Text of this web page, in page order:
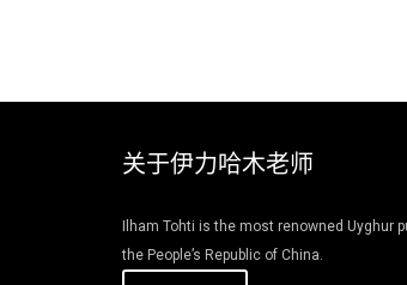
关于伊力哈木老师
Ilham Tohti is the most renowned Uyghur
the People’s Republic of China.